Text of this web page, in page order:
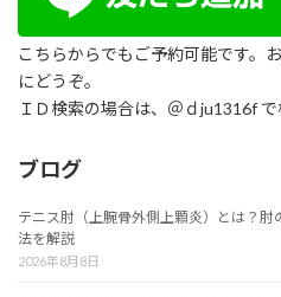
こちらからでもご予約可能です。
にどうぞ。
ＩＤ検索の場合は、＠ｄju1316f で
ブログ
テニス肘（上腕骨外側上顆炎）とは？
法を解説
2026年8月8日